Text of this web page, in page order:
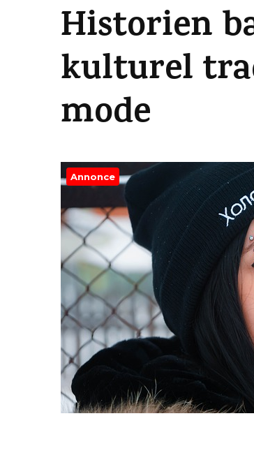
Historien
kulturel
mode
Annonce